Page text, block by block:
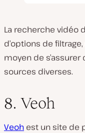
La recherche vidéo
d’options de
moyen de
sources diverses.
8. Veoh
Veoh est un site de